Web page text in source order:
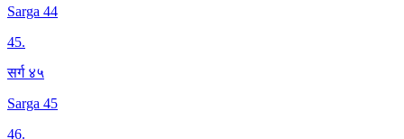
Sarga 44
45.
सर्ग ४५
Sarga 45
46.